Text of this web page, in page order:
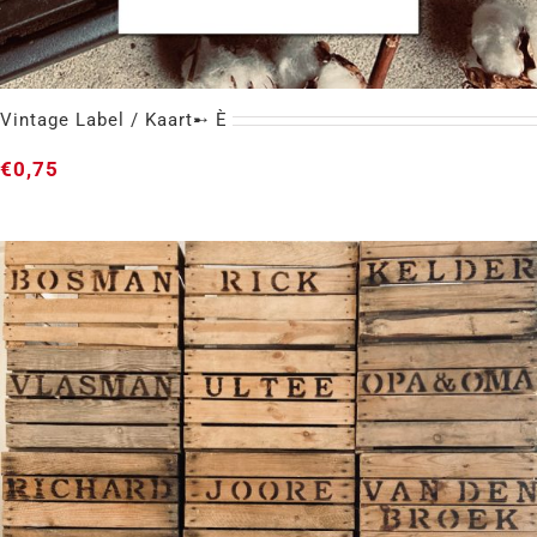
Vintage Label / Kaart➸ È
Vintage Label / Kaart➸ È
€0,75